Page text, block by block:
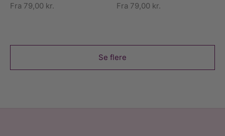
Fra 79,00 kr.
Fra 79,00 kr.
Se flere